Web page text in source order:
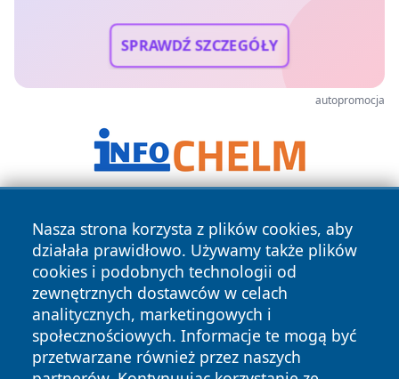
SPRAWDŹ SZCZEGÓŁY
autopromocja
Nasza strona korzysta z plików cookies, aby
działała prawidłowo. Używamy także plików
cookies i podobnych technologii od
zewnętrznych dostawców w celach
analitycznych, marketingowych i
społecznościowych. Informacje te mogą być
przetwarzane również przez naszych
Copyright © 2026 halotorun.pl Wszystkie prawa zastrzeżone.